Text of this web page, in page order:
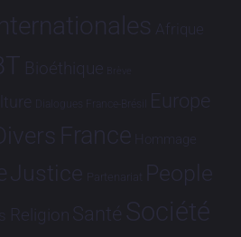
Afrique
Bioéthique Brève
Dialogues France-Brésil Europe
France Hommage
Justice Partenariat People
Religion Santé Société